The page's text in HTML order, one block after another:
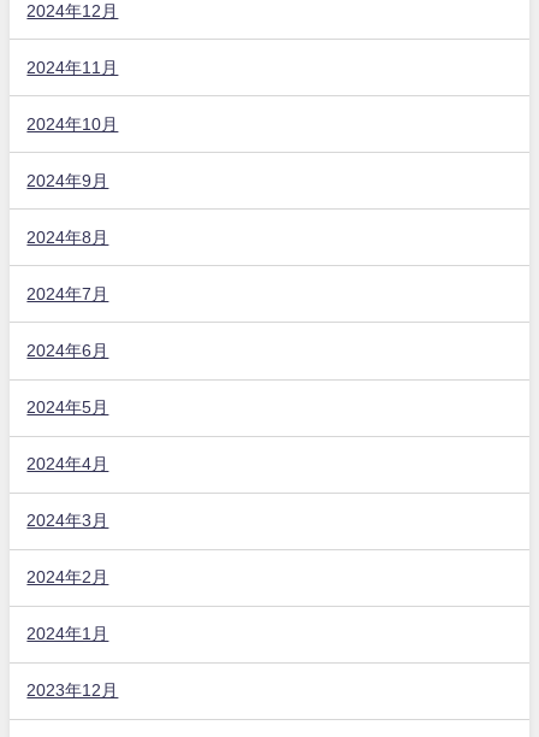
2024年12月
2024年11月
2024年10月
2024年9月
2024年8月
2024年7月
2024年6月
2024年5月
2024年4月
2024年3月
2024年2月
2024年1月
2023年12月